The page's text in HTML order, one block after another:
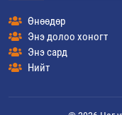
Өнөөдөр
Энэ долоо хоногт
Энэ сард
Нийт